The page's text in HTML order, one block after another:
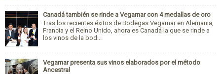
Canadá también se rinde a Vegamar con 4 medallas de oro
Tras los recientes éxitos de Bodegas Vegamar en Alemania,
Francia y el Reino Unido, ahora es Canadá la que se rinde a
los vinos de la bod...
Vegamar presenta sus vinos elaborados por el método
Ancestral